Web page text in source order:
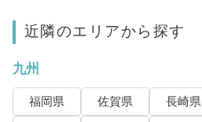
近隣のエリアから探す
九州
福岡県 佐賀県 長崎県